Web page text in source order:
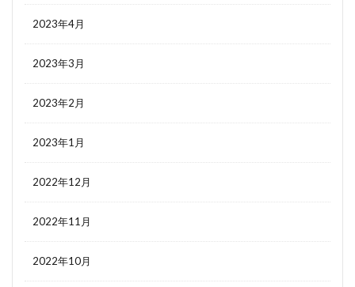
2023年4月
2023年3月
2023年2月
2023年1月
2022年12月
2022年11月
2022年10月